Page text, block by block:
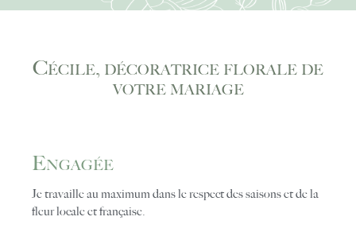
Cécile, décoratrice florale de
votre mariage
Engagée
Je travaille au maximum dans le respect des saisons et de la
fleur locale et française.